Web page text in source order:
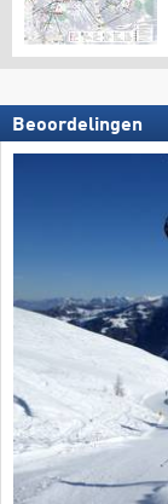
Beoordelingen